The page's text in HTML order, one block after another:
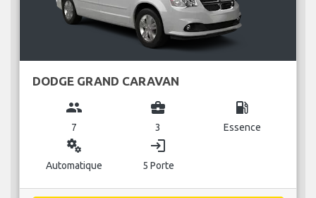
DODGE GRAND CARAVAN
group
7
business_center
3
local_gas_station
Essence
miscellaneous_services
Automatique
login
5 Porte